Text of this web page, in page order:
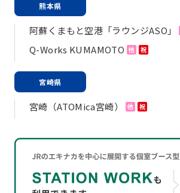
熊本県
阿蘇くまもと空港「ラウンジASO」
Q-Works KUMAMOTO 他 祝
宮崎県
宮崎（ATOMica宮崎） 他 祝